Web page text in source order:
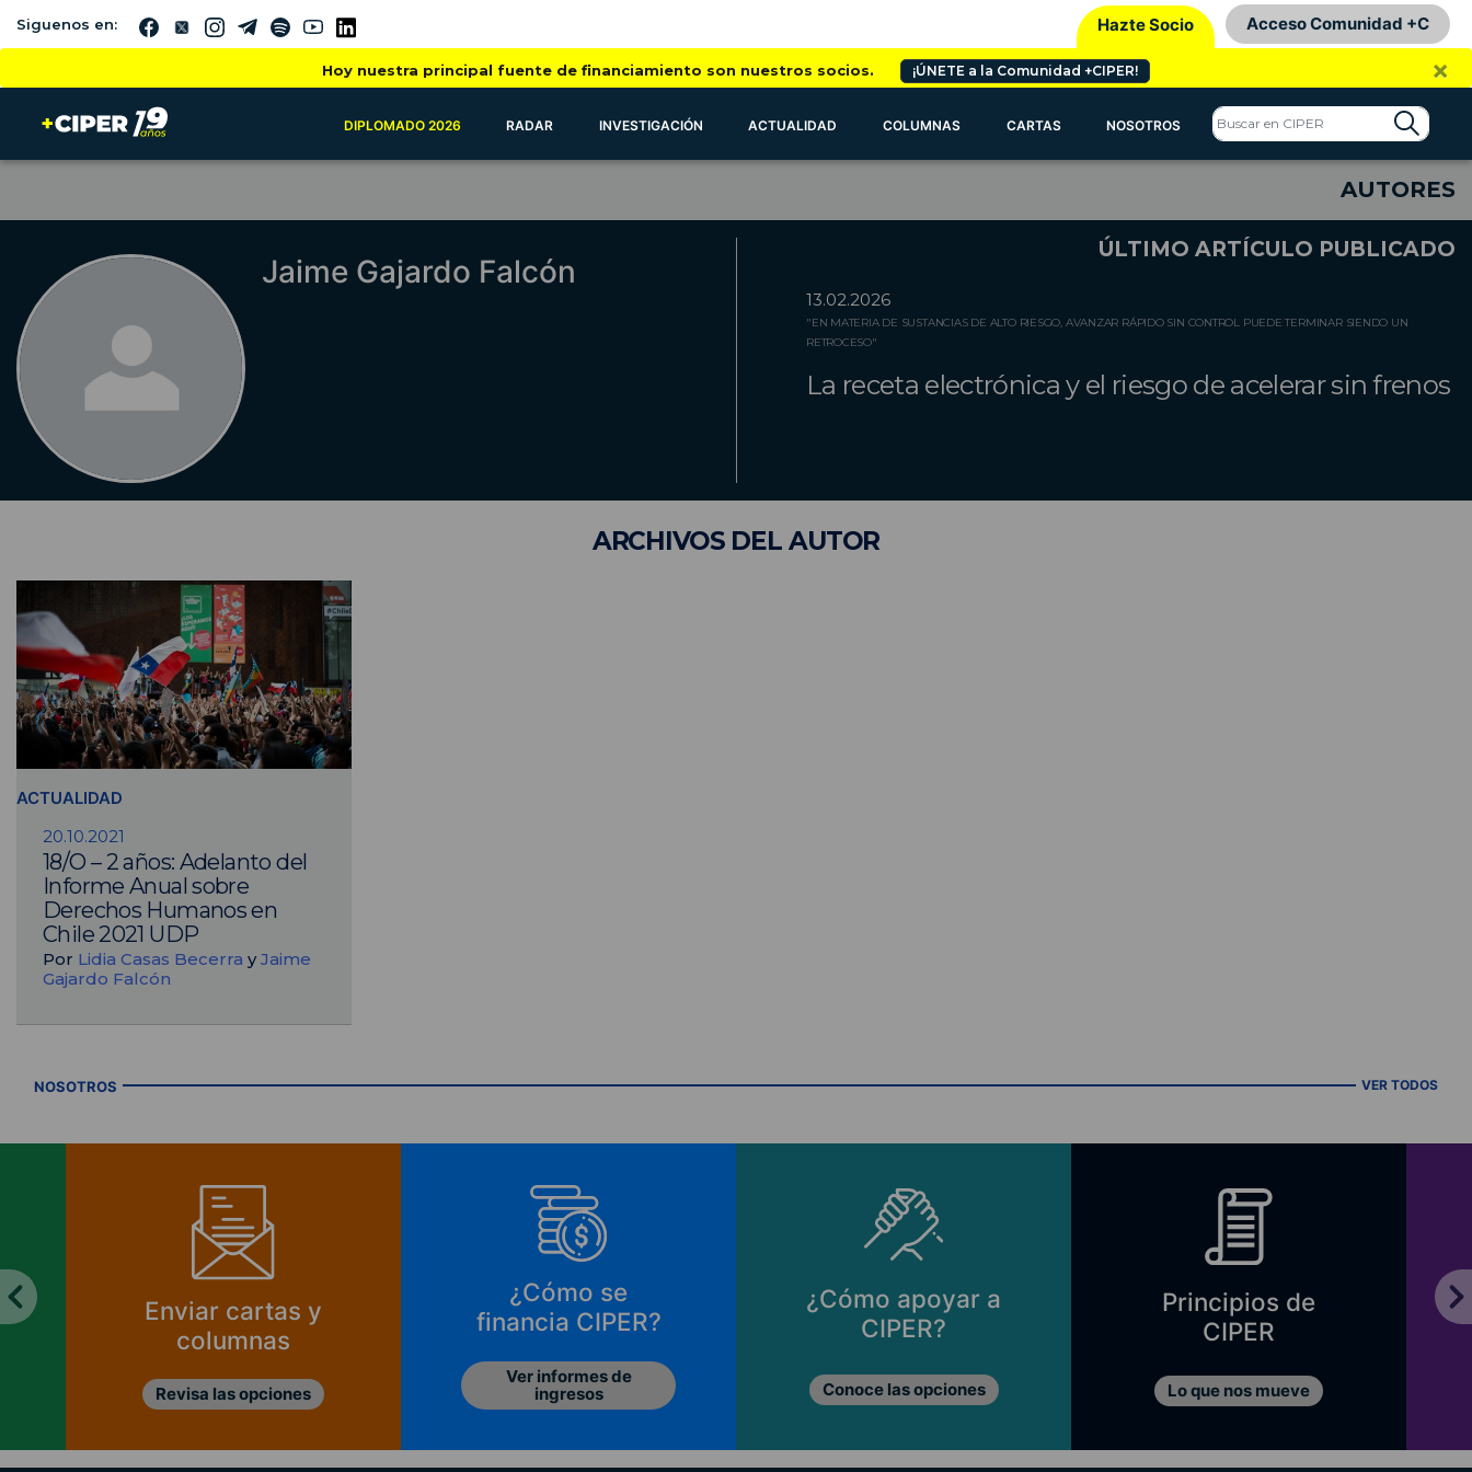
Siguenos en: Hazte Socio Acceso Comunidad +C
Hoy nuestra principal fuente de financiamiento son nuestros socios. ¡ÚNETE a la Comunidad +CIPER! ×
DIPLOMADO 2026 RADAR INVESTIGACIÓN ACTUALIDAD COLUMNAS CARTAS NOSOTROS
AUTORES
Jaime Gajardo Falcón
ÚLTIMO ARTÍCULO PUBLICADO
13.02.2026
"EN MATERIA DE SUSTANCIAS DE ALTO RIESGO, AVANZAR RÁPIDO SIN CONTROL PUEDE TERMINAR SIENDO UN
RETROCESO"
La receta electrónica y el riesgo de acelerar sin frenos
ARCHIVOSDEL AUTOR
ACTUALIDAD
20.10.2021
18/O – 2 años: Adelanto del
Informe Anual sobre
Derechos Humanos en
Chile 2021 UDP
Por Lidia Casas Becerra yJaime
Gajardo Falcón
NOSOTROS VER TODOS
Enviar cartas y
columnas
Revisa las opciones
¿Cómo se
financia CIPER?
Ver informes de
ingresos
¿Cómo apoyar a
CIPER?
Conoce las opciones
Principios de
CIPER
Lo que nos mueve